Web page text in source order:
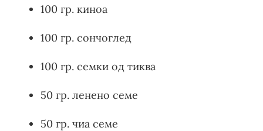
100 гр. киноа
100 гр. сончоглед
100 гр. семки од тиква
50 гр. ленено семе
50 гр. чиа семе